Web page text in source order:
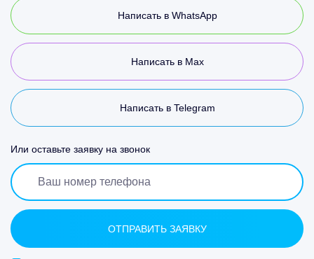
Написать в WhatsApp
Написать в Max
Написать в Telegram
Или оставьте заявку на звонок